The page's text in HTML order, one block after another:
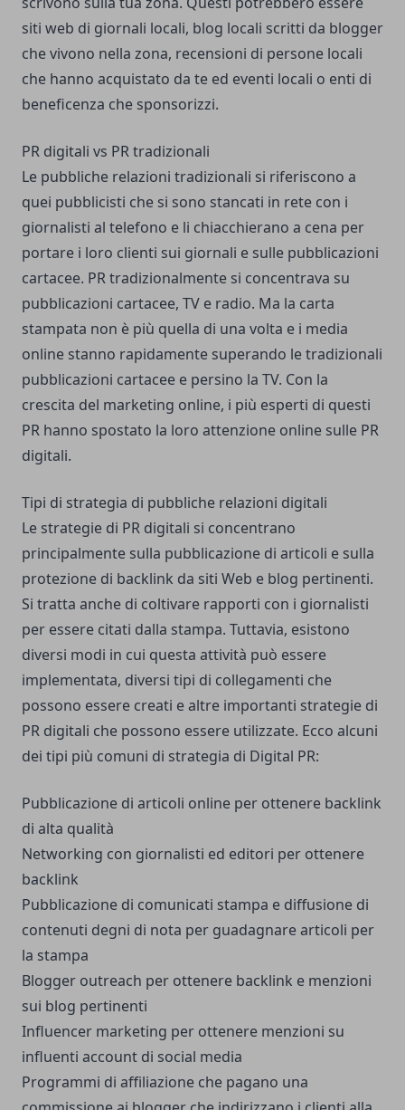
siti web di giornali locali, blog locali scritti da blogger
che vivono nella zona, recensioni di persone locali
che hanno acquistato da te ed eventi locali o enti di
beneficenza che sponsorizzi.
PR digitali vs PR tradizionali
Le pubbliche relazioni tradizionali si riferiscono a
quei pubblicisti che si sono stancati in rete con i
giornalisti al telefono e li chiacchierano a cena per
portare i loro clienti sui giornali e sulle pubblicazioni
cartacee. PR tradizionalmente si concentrava su
pubblicazioni cartacee, TV e radio. Ma la carta
stampata non è più quella di una volta e i media
online stanno rapidamente superando le tradizionali
pubblicazioni cartacee e persino la TV. Con la
crescita del marketing online, i più esperti di questi
PR hanno spostato la loro attenzione online sulle PR
digitali.
Tipi di strategia di pubbliche relazioni digitali
Le strategie di PR digitali si concentrano
principalmente sulla pubblicazione di articoli e sulla
protezione di backlink da siti Web e blog pertinenti.
Si tratta anche di coltivare rapporti con i giornalisti
per essere citati dalla stampa. Tuttavia, esistono
diversi modi in cui questa attività può essere
implementata, diversi tipi di collegamenti che
possono essere creati e altre importanti strategie di
PR digitali che possono essere utilizzate. Ecco alcuni
dei tipi più comuni di strategia di Digital PR:
Pubblicazione di articoli online per ottenere backlink
di alta qualità
Networking con giornalisti ed editori per ottenere
backlink
Pubblicazione di comunicati stampa e diffusione di
contenuti degni di nota per guadagnare articoli per
la stampa
Blogger outreach per ottenere backlink e menzioni
sui blog pertinenti
Influencer marketing per ottenere menzioni su
influenti account di social media
Programmi di affiliazione che pagano una